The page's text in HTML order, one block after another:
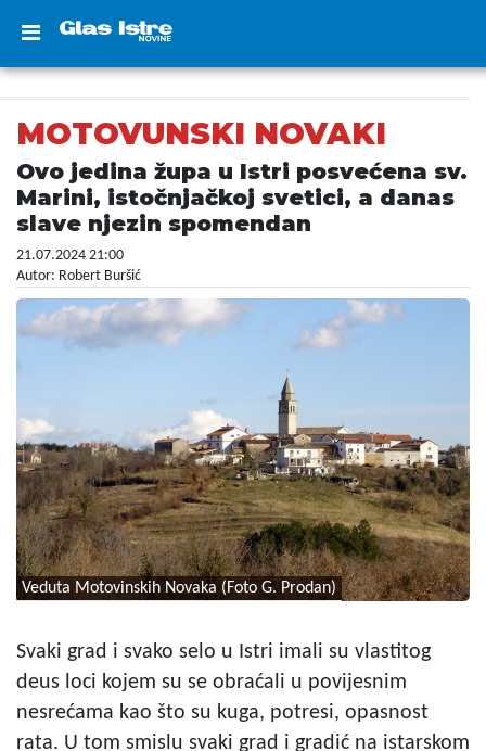
MOTOVUNSKI NOVAKI
Ovo jedina župa u Istri posvećena sv.
Marini, istočnjačkoj svetici, a danas
slave njezin spomendan
21.07.2024 21:00
Autor: Robert Buršić
Veduta Motovinskih Novaka (Foto G. Prodan)
Svaki grad i svako selo u Istri imali su vlastitog
deus loci kojem su se obraćali u povijesnim
nesrećama kao što su kuga, potresi, opasnost
rata. U tom smislu svaki grad i gradić na istarskom